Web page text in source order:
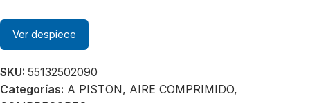
Ver despiece
SKU: 55132502090
Categorías: A PISTON, AIRE COMPRIMIDO,